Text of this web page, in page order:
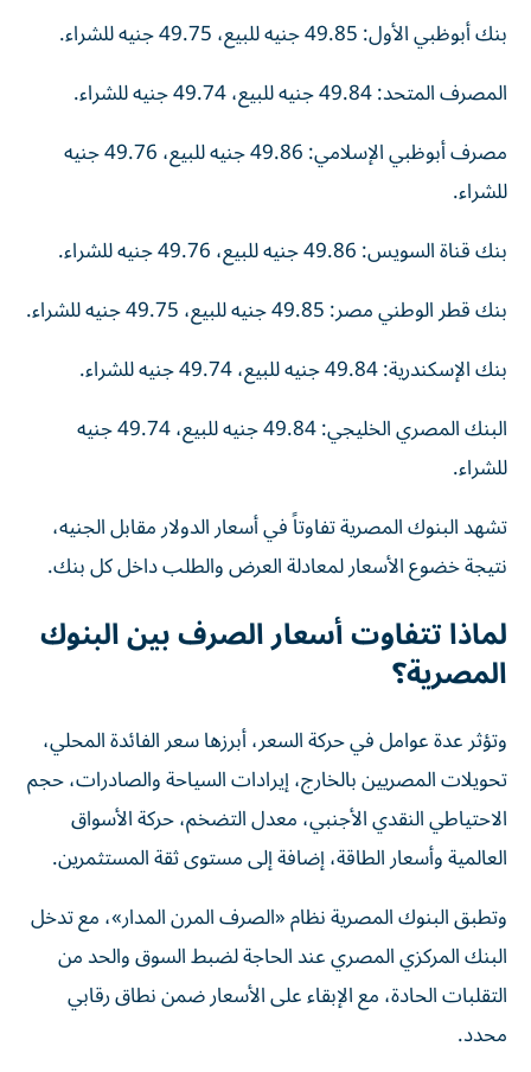
بنك أبوظبي الأول: 49.85 جنيه للبيع، 49.75 جنيه للشراء.
المصرف المتحد: 49.84 جنيه للبيع، 49.74 جنيه للشراء.
مصرف أبوظبي الإسلامي: 49.86 جنيه للبيع، 49.76 جنيه
للشراء.
بنك قناة السويس: 49.86 جنيه للبيع، 49.76 جنيه للشراء.
بنك قطر الوطني مصر: 49.85 جنيه للبيع، 49.75 جنيه للشراء.
بنك الإسكندرية: 49.84 جنيه للبيع، 49.74 جنيه للشراء.
البنك المصري الخليجي: 49.84 جنيه للبيع، 49.74 جنيه
للشراء.
تشهد البنوك المصرية تفاوتاً في أسعار الدولار مقابل الجنيه،
نتيجة خضوع الأسعار لمعادلة العرض والطلب داخل كل بنك.
لماذا تتفاوت أسعار الصرف بين البنوك
المصرية؟
وتؤثر عدة عوامل في حركة السعر، أبرزها سعر الفائدة المحلي،
تحويلات المصريين بالخارج، إيرادات السياحة والصادرات، حجم
الاحتياطي النقدي الأجنبي، معدل التضخم، حركة الأسواق
العالمية وأسعار الطاقة، إضافة إلى مستوى ثقة المستثمرين.
وتطبق البنوك المصرية نظام «الصرف المرن المدار»، مع تدخل
البنك المركزي المصري عند الحاجة لضبط السوق والحد من
التقلبات الحادة، مع الإبقاء على الأسعار ضمن نطاق رقابي
محدد.